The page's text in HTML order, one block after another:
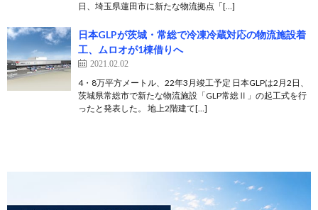
日、埼玉県蓮田市に新たな物流拠点「[…]
日本GLPが茨城・常総で冷凍冷蔵対応の物流施設着
工、ムロオが1棟借りへ
2021.02.02
4・8万平方メートル、22年3月竣工予定 日本GLPは2月2日、
茨城県常総市で新たな物流施設「GLP常総Ⅱ」の起工式を行
ったと発表した。 地上2階建て[…]